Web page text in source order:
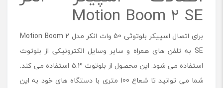
Motion Boom 2 SE
برای اتصال اسپیکر بلوتوثی 50 وات انکر مدل Motion Boom 2
SE به تلفن های همراه و سایر وسایل الکترونیکی از بلوتوث
استفاده می شود. این محصول از بلوتوث 5.3 استفاده می کند.
شما می توانید تا شعاع 100 متری با دستگاه های خود به این